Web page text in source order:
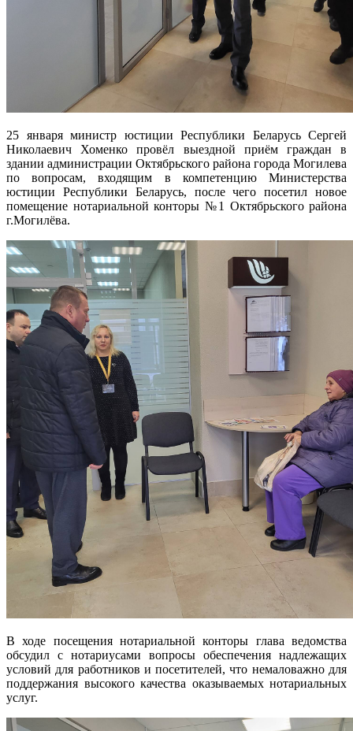
25 января министр юстиции Республики Беларусь Сергей
Николаевич Хоменко провёл выездной приём граждан в
здании администрации Октябрьского района города Могилева
по вопросам, входящим в компетенцию Министерства
юстиции Республики Беларусь, после чего посетил новое
помещение нотариальной конторы №1 Октябрьского района
г.Могилёва.
В ходе посещения нотариальной конторы глава ведомства
обсудил с нотариусами вопросы обеспечения надлежащих
условий для работников и посетителей, что немаловажно для
поддержания высокого качества оказываемых нотариальных
услуг.